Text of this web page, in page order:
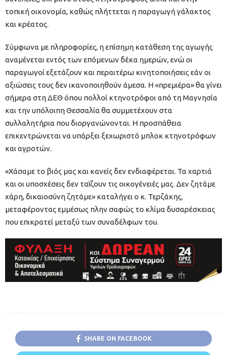
τοπική οικονομία, καθώς πλήττεται η παραγωγή γάλακτος
και κρέατος.
Σύμφωνα με πληροφορίες, η επίσημη κατάθεση της αγωγής
αναμένεται εντός των επόμενων δέκα ημερών, ενώ οι
παραγωγοί εξετάζουν και περαιτέρω κινητοποιήσεις εάν οι
αξιώσεις τους δεν ικανοποιηθούν άμεσα. Η «πρεμιέρα» θα γίνει
σήμερα στη ΔΕΘ όπου πολλοί κτηνοτρόφοι από τη Μαγνησία
και την υπόλοιπη Θεσσαλία θα συμμετέχουν στα
συλλαλητήρια που διοργανώνονται. Η προσπάθεια
επικεντρώνεται να υπάρξει ξεχωριστό μπλοκ κτηνοτρόφων
και αγροτών.
«Χάσαμε το βιός μας και κανείς δεν ενδιαφέρεται. Τα χαρτιά
και οι υποσχέσεις δεν ταΐζουν τις οικογένειές μας. Δεν ζητάμε
χάρη, δικαιοσύνη ζητάμε» καταλήγει ο κ. Τερζάκης,
μεταφέροντας εμμέσως πλην σαφώς το κλίμα δυσαρέσκειας
που επικρατεί μεταξύ των συναδέλφων του.
SHARE ON FACEBOOK